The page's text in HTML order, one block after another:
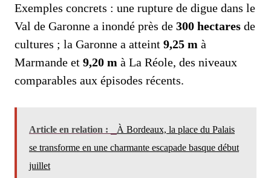
Exemples concrets : une rupture de digue dans le
Val de Garonne a inondé près de 300 hectares de
cultures ; la Garonne a atteint 9,25 m à
Marmande et 9,20 m à La Réole, des niveaux
comparables aux épisodes récents.
Article en relation :
À Bordeaux, la place du Palais
se transforme en une charmante escapade basque début
juillet